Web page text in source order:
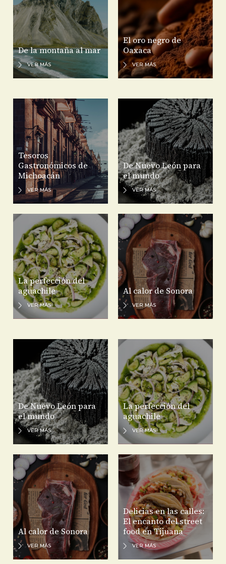
De la montaña al mar
VER MÁS
El oro negro de
Oaxaca
VER MÁS
Tesoros
Gastronómicos de
Michoacán
VER MÁS
De Nuevo León para
el mundo
VER MÁS
La perfección del
aguachile
VER MÁS
Al calor de Sonora
VER MÁS
De Nuevo León para
el mundo
VER MÁS
La perfección del
aguachile
VER MÁS
Al calor de Sonora
VER MÁS
Delicias en las calles:
El encanto del street
food en Tijuana
VER MÁS